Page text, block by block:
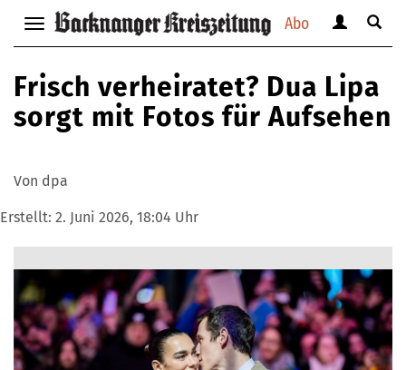
Abo
Navigation
anzeigen
bzw.
verbergen
anzeigen
verbergen
Suche
Frisch verheiratet? Dua Lipa
sorgt mit Fotos für Aufsehen
Von dpa
Erstellt: 2. Juni 2026, 18:04 Uhr